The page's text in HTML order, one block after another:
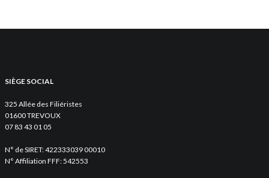
SIÈGE SOCIAL
325 Allée des Filiéristes
01600 TREVOUX
07 83 43 01 05
N° de SIRET: 422333039 00010
N° Affiliation FFF: 542553